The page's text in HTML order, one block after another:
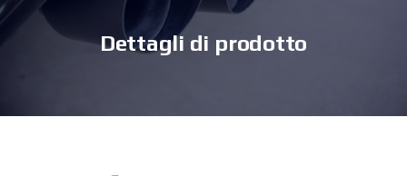
Dettagli di prodotto